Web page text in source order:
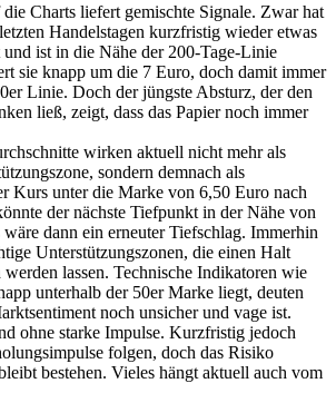
Charts liefert gemischte Signale. Zwar hat
Handelstagen kurzfristig wieder etwas
ist in die Nähe der 200-Tage-Linie
sie knapp um die 7 Euro, doch damit immer
Linie. Doch der jüngste Absturz, der den
ließ, zeigt, dass das Papier noch immer
wirken aktuell nicht mehr als
sondern demnach als
Kurs unter die Marke von 6,50 Euro nach
der nächste Tiefpunkt in der Nähe von
dann ein erneuter Tiefschlag. Immerhin
Unterstützungszonen, die einen Halt
lassen. Technische Indikatoren wie
unterhalb der 50er Marke liegt, deuten
noch unsicher und vage ist.
ohne starke Impulse. Kurzfristig jedoch
folgen, doch das Risiko
bestehen. Vieles hängt aktuell auch vom